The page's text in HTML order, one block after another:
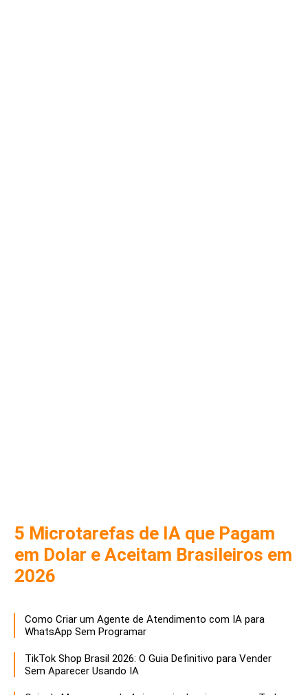
5 Microtarefas de IA que Pagam
em Dolar e Aceitam Brasileiros em
2026
Como Criar um Agente de Atendimento com IA para
WhatsApp Sem Programar
TikTok Shop Brasil 2026: O Guia Definitivo para Vender
Sem Aparecer Usando IA